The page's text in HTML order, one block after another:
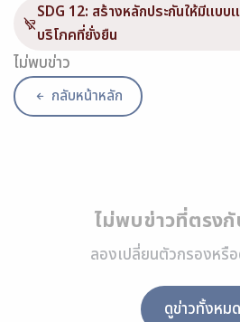
SDG 12: สร้างหลักประกันให้มีแบบ
บริโภคที่ยั่งยืน
ไม่พบข่าว
กลับหน้าหลัก
ไม่พบข่าวที่ตรงกั
ลองเปลี่ยนตัวกรองหรื
ดูข่าวทั้งหมด